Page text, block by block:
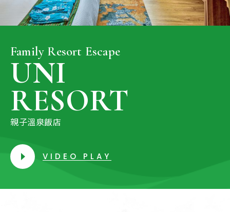
Family Resort Escape
UNI
RESORT
親子溫泉飯店
VIDEO PLAY